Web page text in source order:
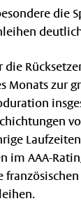
die
Monats zur
im AAA-